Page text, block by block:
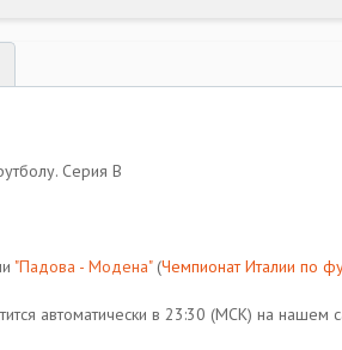
Серия B
"Падова - Модена"(Чемпионат Италии по
автоматически в 23:30 (МСК) на нашем